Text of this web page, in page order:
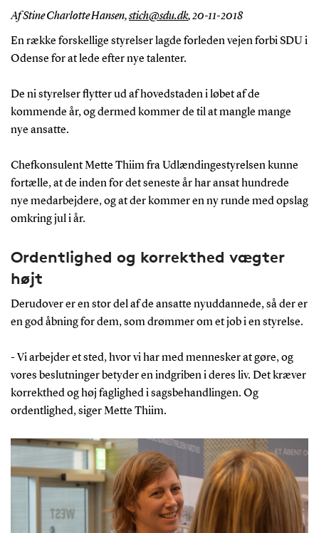
Af Stine Charlotte Hansen,stich@sdu.dk,20-11-2018
En række forskellige styrelser lagde forleden vejen forbi SDU i
Odense for at lede efter nye talenter.
De ni styrelser flytter ud af hovedstaden i løbet af de
kommende år, og dermed kommer de til at mangle mange
nye ansatte.
Chefkonsulent Mette Thiim fra Udlændingestyrelsen kunne
fortælle, at de inden for det seneste år har ansat hundrede
nye medarbejdere, og at der kommer en ny runde med opslag
omkring jul i år.
Ordentlighed og korrekthed vægter
højt
Derudover er en stor del af de ansatte nyuddannede, så der er
en god åbning for dem, som drømmer om et job i en styrelse.
-Vi arbejder et sted, hvor vi har med mennesker at gøre, og
vores beslutninger betyder en indgriben i deres liv. Det kræver
korrekthed og høj faglighed i sagsbehandlingen. Og
ordentlighed, siger Mette Thiim.